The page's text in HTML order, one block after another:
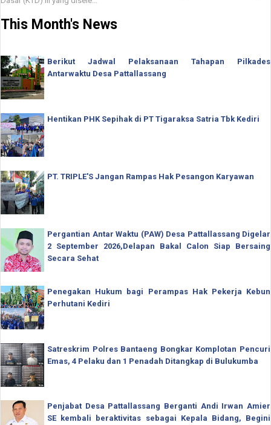
This Month's News
Berikut Jadwal Pelaksanaan Tahapan Pilkades
Antarwaktu Desa Pattallassang
Hentikan PHK Sepihak di PT Tigaraksa Satria Tbk Kediri
PT. TRIPLE'S Jangan Rampas Hak Pesangon Karyawan
Pergantian Antar Waktu (PAW) Desa Pattallassang Digelar
2 September 2026,Delapan Bakal Calon Siap Bersaing
Secara Sehat
Penegakan Hukum bagi Perampas Hak Pekerja Kebun
Perhutani Kediri
Satreskrim Polres Bantaeng Bongkar Komplotan Pencuri
Emas, 4 Pelaku dan 1 Penadah Ditangkap di Bulukumba
Penjabat Desa Pattallassang Berganti Andi Irwan Amier
SE kembali beraktivitas sebagai Kepala Bidang, Begini